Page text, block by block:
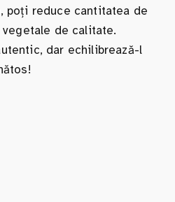
poți reduce cantitatea de
de calitate.
dar echilibrează-l